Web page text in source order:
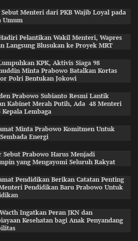
Sebut Menteri dari PKB Wajib Loyal pada
Umum
Pelantikan Wakil Menteri, Wapres
Langsung Blusukan ke Proyek MRT
KPK, Aktivis Siaga 98
Minta Prabowo Batalkan Kortas
Polri Bentukan Jokowi
Prabowo Subianto Resmi Lantik
Kabinet Merah Putih, Ada 48 Menteri
Kepala Lembaga
Minta Prabowo Komitmen Untuk
Energi
Sebut Prabowo Harus Menjadi
yang Mengayomi Seluruh Rakyat
Pendidikan Berikan Catatan Penting
Pendidikan Baru Prabowo Untuk
Wacth Ingatkan Peran JKN dan
Kesehatan bagi Anak Penyandang